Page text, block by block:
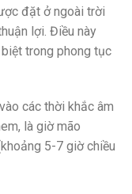
đặt ở ngoài trời
lợi. Điều này
trong phong tục
các thời khắc âm
là giờ mão
5-7 giờ chiều